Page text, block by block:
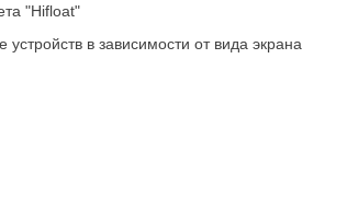
"Hifloat"
в зависимости от вида экрана